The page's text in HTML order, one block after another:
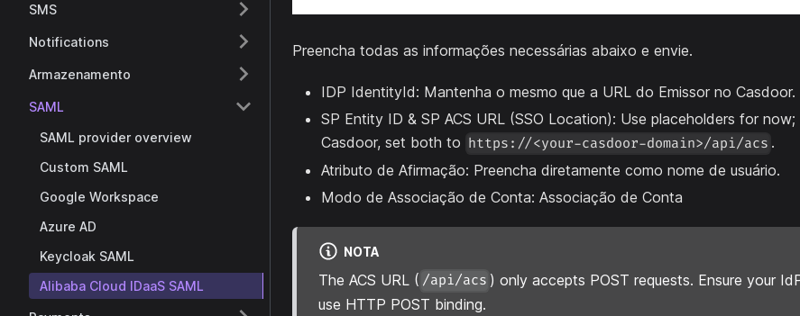
SMS
Notifications
Armazenamento
SAML
SAML provider overview
Custom SAML
Google Workspace
Azure AD
Keycloak SAML
Alibaba Cloud IDaaS SAML
Preencha todas as informações necessárias abaixo e envie.
IDP IdentityId: Mantenha o mesmo que a URL do Emissor no Casdoor.
SP Entity ID & SP ACS URL (SSO Location): Use placeholders for
Casdoor, set both to https://<your-casdoor-domain>/api/acs .
Atributo de Afirmação: Preencha diretamente como nome de usuário.
Modo de Associação de Conta: Associação de Conta
NOTA
The ACS URL ( /api/acs ) only accepts POST requests. Ensure your
use HTTP POST binding.